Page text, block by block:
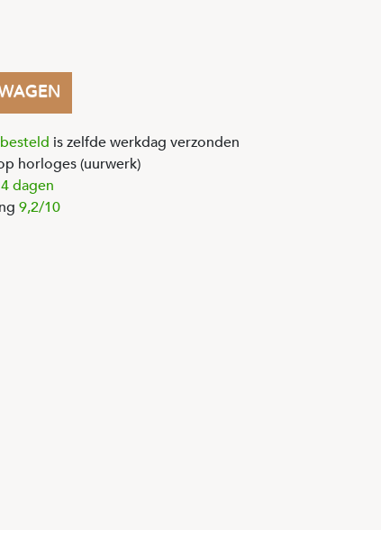
is zelfde werkdag verzonden
horloges (uurwerk)
dagen
9,2/10